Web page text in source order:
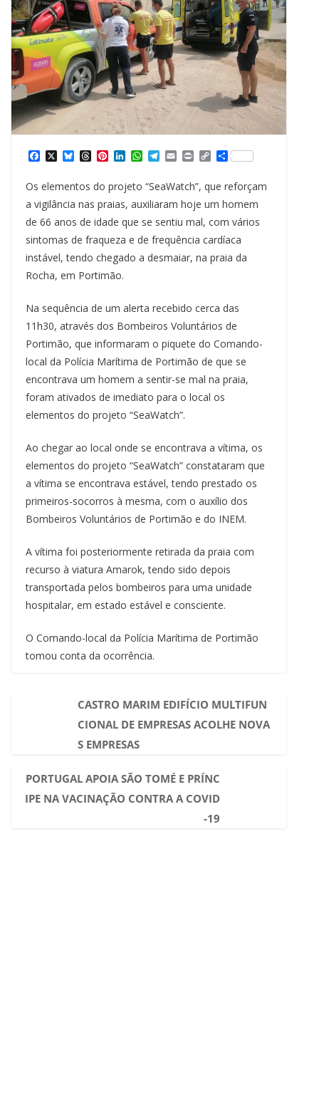
e
b
o
o
k
X B
e
s
k
y
T
e
a
d
s
P
t
e
r
e
s
t
L
k
d
I
n
W
t
s
A
p
p
T
e
g
r
a
m
E
i
l
P
n
t
C
y
L
i
n
k
S
r
e
Os elementos do projeto “SeaWatch”, que reforçam
a vigilância nas praias, auxiliaram hoje um homem
de 66 anos de idade que se sentiu mal, com vários
sintomas de fraqueza e de frequência cardíaca
instável, tendo chegado a desmaiar, na praia da
Rocha, em Portimão.
Na sequência de um alerta recebido cerca das
11h30, através dos Bombeiros Voluntários de
Portimão, que informaram o piquete do Comando-
local da Polícia Marítima de Portimão de que se
encontrava um homem a sentir-se mal na praia,
foram ativados de imediato para o local os
elementos do projeto “SeaWatch”.
Ao chegar ao local onde se encontrava a vítima, os
elementos do projeto “SeaWatch” constataram que
a vítima se encontrava estável, tendo prestado os
primeiros-socorros à mesma, com o auxílio dos
Bombeiros Voluntários de Portimão e do INEM.
A vítima foi posteriormente retirada da praia com
recurso à viatura Amarok, tendo sido depois
transportada pelos bombeiros para uma unidade
hospitalar, em estado estável e consciente.
O Comando-local da Polícia Marítima de Portimão
tomou conta da ocorrência.
CASTRO MARIM EDIFÍCIO MULTIFUN
CIONAL DE EMPRESAS ACOLHE NOVA
S EMPRESAS
PORTUGAL APOIA SÃO TOMÉ E PRÍNC
IPE NA VACINAÇÃO CONTRA A COVID
-19